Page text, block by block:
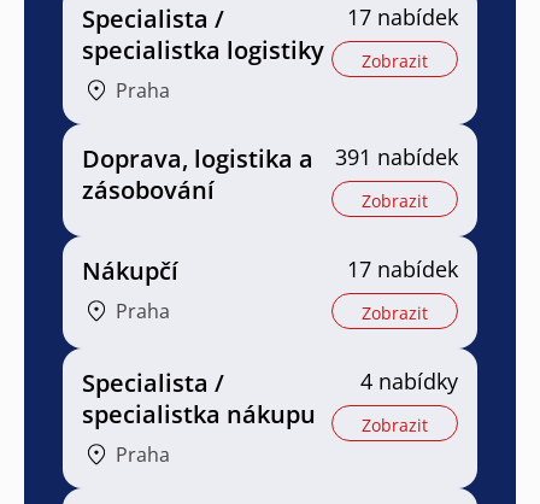
Specialista /
specialistka logistiky
Praha
17 nabídek
Zobrazit
Doprava, logistika a
zásobování
391 nabídek
Zobrazit
Nákupčí
Praha
17 nabídek
Zobrazit
Specialista /
specialistka nákupu
Praha
4 nabídky
Zobrazit